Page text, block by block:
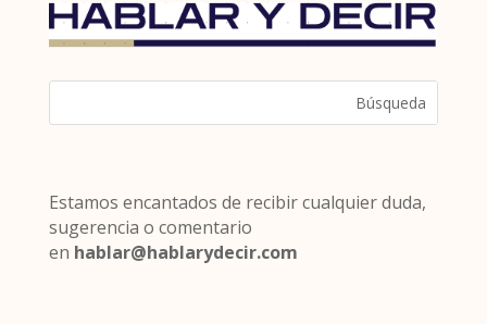
Estamos encantados de recibir cualquier duda,
sugerencia o comentario
en hablar@hablarydecir.com